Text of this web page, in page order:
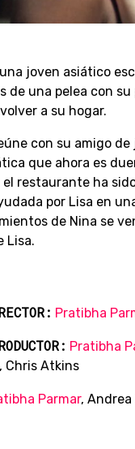
joven asiático
de una pelea con
a su hogar.
con su amigo
que ahora es
restaurante ha
por Lisa en
de Nina se
Lisa.
Pratibha
Pratibha
Chris Atkins
Parmar, Andrea